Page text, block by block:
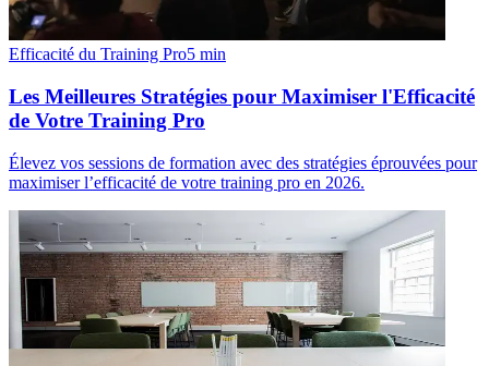
Efficacité du Training Pro5 min
Les Meilleures Stratégies pour Maximiser l'Efficacité
de Votre Training Pro
Élevez vos sessions de formation avec des stratégies éprouvées pour
maximiser l’efficacité de votre training pro en 2026.